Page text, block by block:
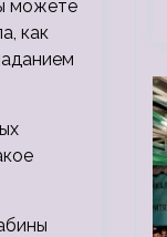
можете
как